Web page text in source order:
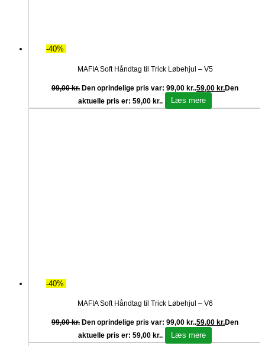
-40%
MAFIA Soft Håndtag til Trick Løbehjul – V5
99,00kr. Den oprindelige pris var: 99,00 kr..59,00 kr.Den
aktuelle pris er: 59,00 kr..
Læs mere
-40%
MAFIA Soft Håndtag til Trick Løbehjul – V6
99,00kr. Den oprindelige pris var: 99,00 kr..59,00 kr.Den
aktuelle pris er: 59,00 kr..
Læs mere